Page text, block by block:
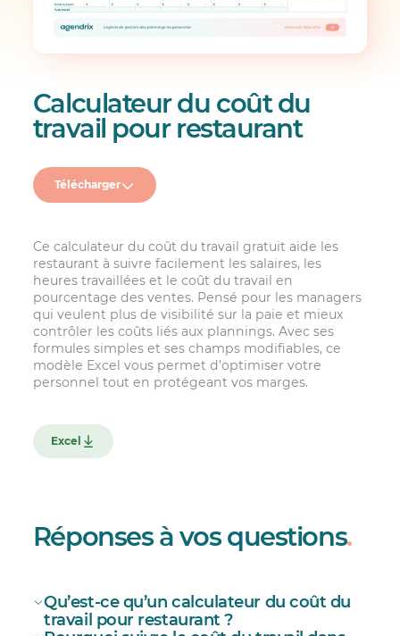
Télécharger
Calculateur du coût du
travail pour restaurant
Ce calculateur du coût du travail gratuit aide les
restaurant à suivre facilement les salaires, les
heures travaillées et le coût du travail en
pourcentage des ventes. Pensé pour les managers
qui veulent plus de visibilité sur la paie et mieux
contrôler les coûts liés aux plannings. Avec ses
formules simples et ses champs modifiables, ce
modèle Excel vous permet d’optimiser votre
personnel tout en protégeant vos marges.
Excel
Réponses à vos questions.
Qu’est-ce qu’un calculateur du coût du
travail pour restaurant ?